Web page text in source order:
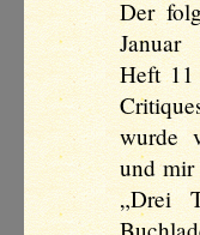
Der
Heft 11
wurde
und mir
„Drei